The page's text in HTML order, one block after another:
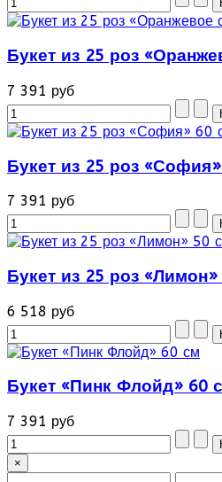
Букет из 25 роз
7 391 руб
Букет из 25 роз
7 391 руб
Букет из 25 роз
6 518 руб
Букет «Пинк Флойд» 60
7 391 руб
×